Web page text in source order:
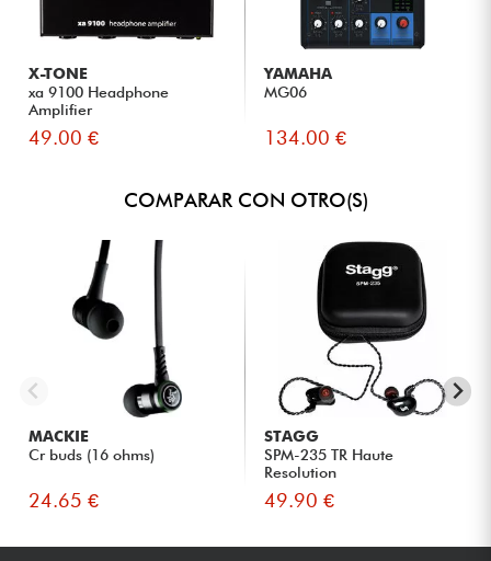
escuchar claramente su interpretación en concierto.
Ingenieros de sonido que desean una monitorización
Técnicos de giras que buscan equipos robustos y fáciles
de mantener.
Usuarios profesionales que valoran la calidad de sonido,
X-TONE
xa 9100 Headphone
Amplifier
49.00 €
YAMAHA
MG06
134.00 €
COMPARAR CON OTRO(S)
MACKIE
Cr buds (16 ohms)
24.65 €
STAGG
SPM-235 TR Haute
Resolution
49.90 €